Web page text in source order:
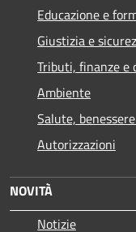
Educazione e
Giustizia e
Tributi, finanze e
Ambiente
Salute,
Autorizzazioni
NOVITÀ
Notizie